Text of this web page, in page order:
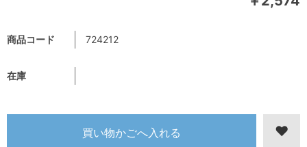
商品コード 724212
在庫